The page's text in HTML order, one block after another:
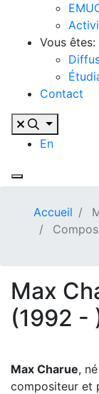
Vous êtes:
Contact
En
Accueil
Max
(1992 -
Max Charue,
compositeur et